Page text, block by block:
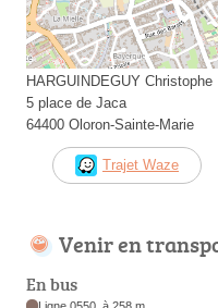
HARGUINDEGUY Christophe
5 place de Jaca
64400 Oloron-Sainte-Marie
Trajet Waze
Venir en
En bus